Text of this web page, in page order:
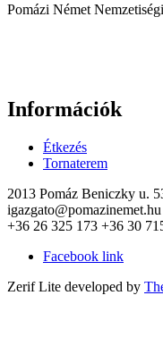
Pomázi Német
Információk
Étkezés
Tornaterem
2013 Pomáz Beniczky u.
+36 26 325 173 +36 30
Facebook link
Zerif Lite developed by